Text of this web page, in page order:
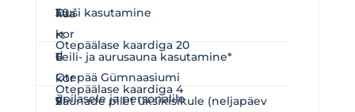
1
kor
d
6
Otepäälase kaardiga 4
kaa
rt
30
Otepäälase kaardiga 20
Otepää Gümnaasiumi
õpilasele ja personalile
Duši kasutamine
1
kor
d
2
Leili- ja aurusauna kasutamine*
1
Saunade pilet üksikisikule (neljapäev